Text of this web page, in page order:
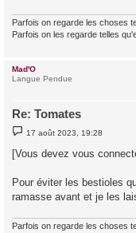
Parfois on regarde les choses
Parfois on les regarde telles
Mad'O
Langue Pendue
Re: Tomates
M
e
s
e
17 août 2023, 19:28
[Vous devez vous
Pour éviter les bestioles
ramasse avant et je les
Parfois on regarde les choses